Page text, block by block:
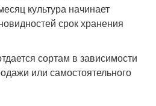
культура начинает
срок хранения
сортам в зависимости
или самостоятельного